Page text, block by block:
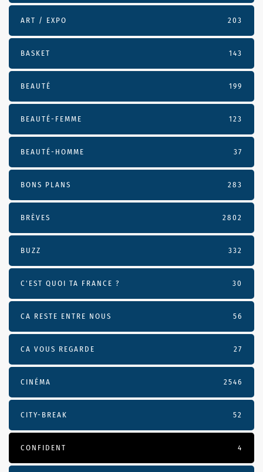
ART / EXPO 203
BASKET 143
BEAUTÉ 199
BEAUTÉ-FEMME 123
BEAUTÉ-HOMME 37
BONS PLANS 283
BRÈVES 2802
BUZZ 332
C'EST QUOI TA FRANCE ? 30
CA RESTE ENTRE NOUS 56
CA VOUS REGARDE 27
CINÉMA 2546
CITY-BREAK 52
CONFIDENT 4